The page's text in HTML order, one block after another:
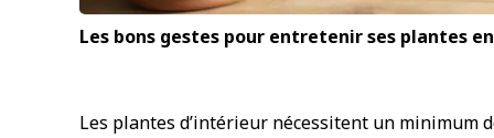
Les bons gestes pour entretenir ses plantes
Les plantes d’intérieur nécessitent un minimum